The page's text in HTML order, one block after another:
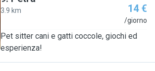
3.9 km 14 €
/giorno
Pet sitter cani e gatti coccole, giochi ed
esperienza!